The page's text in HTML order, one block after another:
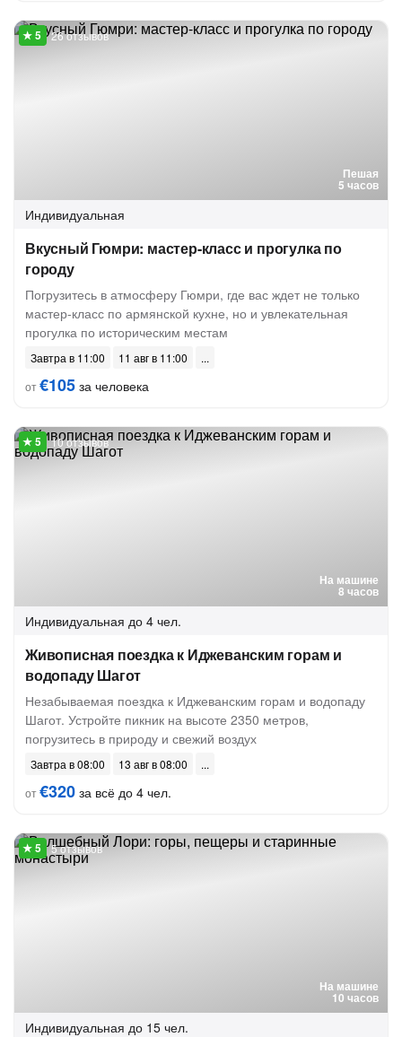
Пешая
5 часов
26 отзывов
Индивидуальная
Вкусный Гюмри: мастер-класс и прогулка по
городу
Погрузитесь в атмосферу Гюмри, где вас ждет не только
мастер-класс по армянской кухне, но и увлекательная
прогулка по историческим местам
Завтра в 11:00
11 авг в 11:00
от€105 за человека
На машине
8 часов
10 отзывов
Индивидуальная до 4 чел.
Живописная поездка к Иджеванским горам и
водопаду Шагот
Незабываемая поездка к Иджеванским горам и водопаду
Шагот. Устройте пикник на высоте 2350 метров,
погрузитесь в природу и свежий воздух
Завтра в 08:00
13 авг в 08:00
от€320 за всё до 4 чел.
На машине
10 часов
5 отзывов
Индивидуальная до 15 чел.